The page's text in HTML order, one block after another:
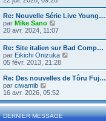
g
i
e
r
m
e
s
s
a
g
e
r
n
i
e
r
m
e
s
s
g
e
i
r
l
e
e
r
n
i
e
r
m
e
s
s
a
Re: Nouvelle Série Live Young…
par Mike Sano
o
l
e
d
r
i
e
r
m
20 avr. 2024, 11:07
Re: Site italien sur Bad Comp…
par Eikichi Onizuka
i
r
e
r
05 févr. 2013, 21:28
Re: Des nouvelles de Tôru Fuj…
par ciwamib
o
i
r
l
16 avr. 2026, 05:52
DERNIER MESSAGE